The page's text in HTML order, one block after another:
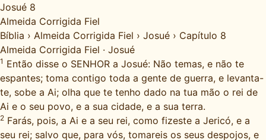
Josué 8
Almeida Corrigida Fiel
Bíblia › Almeida Corrigida Fiel › Josué › Capítulo 8
Almeida Corrigida Fiel · Josué
1 Então disse o SENHOR a Josué: Não temas, e não te
espantes; toma contigo toda a gente de guerra, e levanta-
te, sobe a Ai; olha que te tenho dado na tua mão o rei de
Ai e o seu povo, e a sua cidade, e a sua terra.
2 Farás, pois, a Ai e a seu rei, como fizeste a Jericó, e a
seu rei; salvo que, para vós, tomareis os seus despojos, e